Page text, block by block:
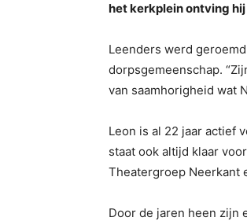
het kerkplein ontving
Leenders werd
dorpsgemeenschap.
van saamhorigheid wat
Leon is al 22 jaar actief
staat ook altijd klaar
Theatergroep Neerkant
Door de jaren heen zijn